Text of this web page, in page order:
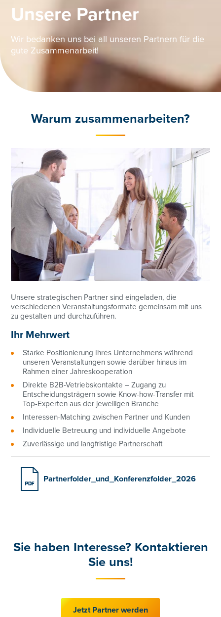
Unsere Partner
Wir bedanken uns bei all unseren Partnern für die
gute Zusammenarbeit!
Warum zusammenarbeiten?
Unsere strategischen Partner sind eingeladen, die
verschiedenen Veranstaltungsformate gemeinsam mit uns
zu gestalten und durchzuführen.
Ihr Mehrwert
Starke Positionierung Ihres Unternehmens während
unseren Veranstaltungen sowie darüber hinaus im
Rahmen einer Jahreskooperation
Direkte B2B-Vetriebskontakte – Zugang zu
Entscheidungsträgern sowie Know-how-Transfer mit
Top-Experten aus der jeweiligen Branche
Interessen-Matching zwischen Partner und Kunden
Individuelle Betreuung und individuelle Angebote
Zuverlässige und langfristige Partnerschaft
Partnerfolder_und_Konferenzfolder_2026
Sie haben Interesse? Kontaktieren
Sie uns!
Jetzt Partner werden